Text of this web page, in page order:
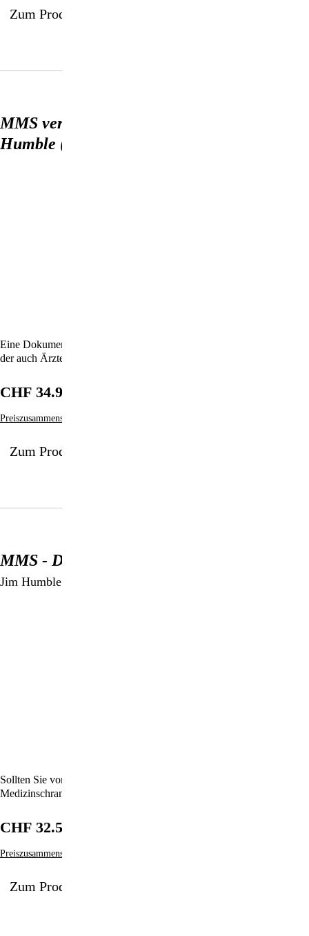
Zum Produkt
MMS verstehen - Gespräche mit Jim
Humble (DVD)
Eine Dokumentation über MMS und sein Entdecker Jim Humble, in
der auch Ärzte, Patienten und Anwender zu Wort kommen.
Zum Produkt
CHF 34.90
Preiszusammensetzung
MMS - Der Durchbruch
Jim Humble
Sollten Sie vorhaben, MMS zu einer Wunderwaffe in Ihrem
Medizinschrank zu machen, dann müssen Sie dieses Buch haben!
Zum Produkt
CHF 32.50
Preiszusammensetzung